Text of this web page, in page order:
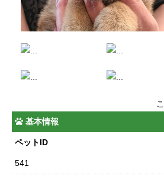
基本情報
ペットID
541